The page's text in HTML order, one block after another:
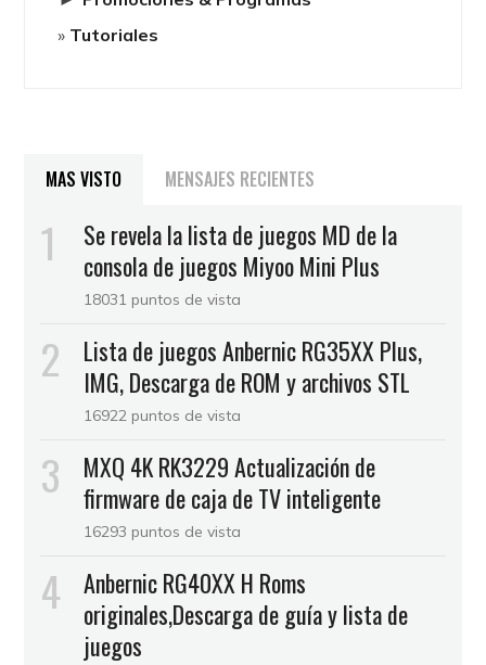
Tutoriales
MAS VISTO MENSAJES RECIENTES
Se revela la lista de juegos MD de la
consola de juegos Miyoo Mini Plus
18031 puntos de vista
Lista de juegos Anbernic RG35XX Plus,
IMG, Descarga de ROM y archivos STL
16922 puntos de vista
MXQ 4K RK3229 Actualización de
firmware de caja de TV inteligente
16293 puntos de vista
Anbernic RG40XX H Roms
originales,Descarga de guía y lista de
juegos